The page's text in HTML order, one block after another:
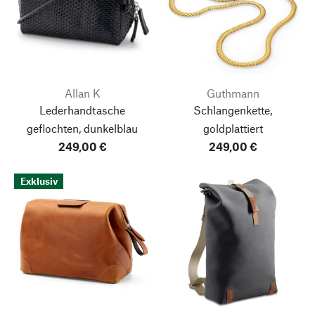
Allan K
Lederhandtasche
geflochten, dunkelblau
249,00 €
Guthmann
Schlangenkette,
goldplattiert
249,00 €
Exklusiv